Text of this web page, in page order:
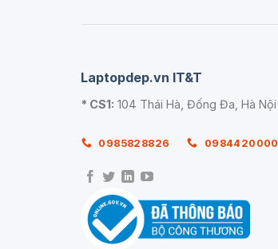
Laptopdep.vn IT&T
* CS1: 104 Thái Hà, Đống Đa, Hà Nội
0985828826 0984420000